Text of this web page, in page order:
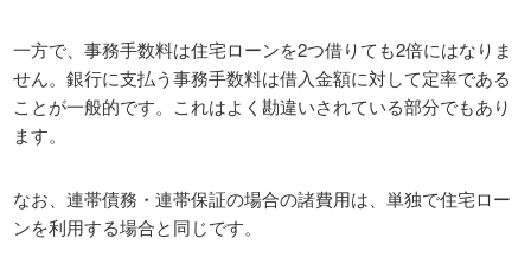
一方で、事務手数料は住宅ローンを2つ借りても2倍にはなりま
せん。銀行に支払う事務手数料は借入金額に対して定率である
ことが一般的です。これはよく勘違いされている部分でもあり
ます。
なお、連帯債務・連帯保証の場合の諸費用は、単独で住宅ロー
ンを利用する場合と同じです。